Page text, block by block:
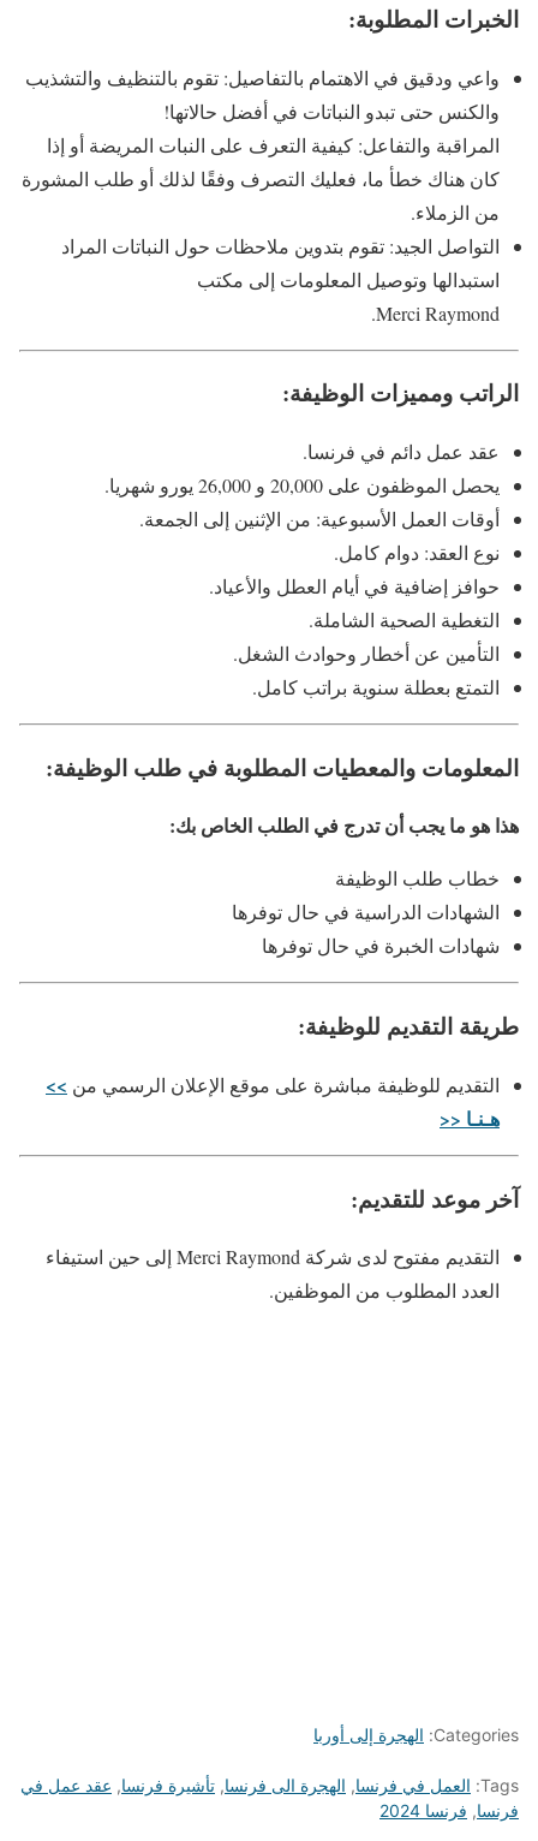
الخبرات المطلوبة:
واعي ودقيق في الاهتمام بالتفاصيل: تقوم بالتنظيف والتشذيب
والكنس حتى تبدو النباتات في أفضل حالاتها!
المراقبة والتفاعل: كيفية التعرف على النبات المريضة أو إذا
كان هناك خطأ ما، فعليك التصرف وفقًا لذلك أو طلب المشورة
من الزملاء.
التواصل الجيد: تقوم بتدوين ملاحظات حول النباتات المراد
استبدالها وتوصيل المعلومات إلى مكتب
Merci Raymond.
الراتب ومميزات الوظيفة:
عقد عمل دائم في فرنسا.
يحصل الموظفون على 20,000 و 26,000 يورو شهريا.
أوقات العمل الأسبوعية: من الإثنين إلى الجمعة.
نوع العقد: دوام كامل.
حوافز إضافية في أيام العطل والأعياد.
التغطية الصحية الشاملة.
التأمين عن أخطار وحوادث الشغل.
التمتع بعطلة سنوية براتب كامل.
المعلومات والمعطيات المطلوبة في طلب الوظيفة:
هذا هو ما يجب أن تدرج في الطلب الخاص بك:
خطاب طلب الوظيفة
الشهادات الدراسية في حال توفرها
شهادات الخبرة في حال توفرها
طريقة التقديم للوظيفة:
التقديم للوظيفة مباشرة على موقع الإعلان الرسمي من >>
هـنـا <<
آخر موعد للتقديم:
التقديم مفتوح لدى شركة Merci Raymond إلى حين استيفاء
العدد المطلوب من الموظفين.
Categories: الهجرة إلى أوربا
Tags: العمل في فرنسا, الهجرة الى فرنسا, تأشيرة فرنسا, عقد عمل في
فرنسا, فرنسا 2024